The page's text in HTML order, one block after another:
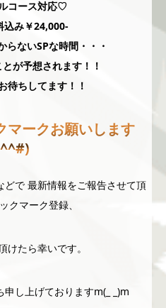
コース対応♡
込み￥24,000-
らないSPな時間・・・
が予想されます！！
待ちしてます！！
ークお願いします
で 最新情報をご報告させて頂
クマーク登録、
けたら幸いです。
し上げておりますm(_ _)m